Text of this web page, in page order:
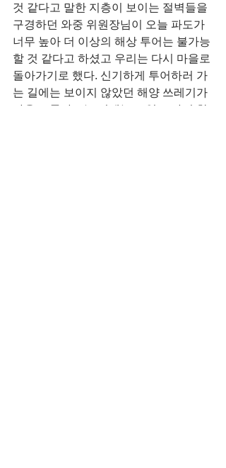
것 같다고 말한 지층이 보이는 절벽들을
구경하던 와중 위원장님이 오늘 파도가
너무 높아 더 이상의 해상 투어는 불가능
할 것 같다고 하셨고 우리는 다시 마을로
돌아가기로 했다. 신기하게 투어하러 가
는 길에는 보이지 않았던 해양 쓰레기가
마을로 돌아오는 길에는 보였고 다시 한